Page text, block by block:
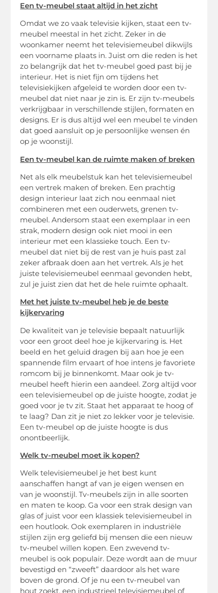
Een tv-meubel staat altijd in het zicht
Omdat we zo vaak televisie kijken, staat een tv-
meubel meestal in het zicht. Zeker in de
woonkamer neemt het televisiemeubel dikwijls
een voorname plaats in. Juist om die reden is het
zo belangrijk dat het tv-meubel goed past bij je
interieur. Het is niet fijn om tijdens het
televisiekijken afgeleid te worden door een tv-
meubel dat niet naar je zin is. Er zijn tv-meubels
verkrijgbaar in verschillende stijlen, formaten en
designs. Er is dus altijd wel een meubel te vinden
dat goed aansluit op je persoonlijke wensen én
op je woonstijl.
Een tv-meubel kan de ruimte maken of breken
Net als elk meubelstuk kan het televisiemeubel
een vertrek maken of breken. Een prachtig
design interieur laat zich nou eenmaal niet
combineren met een ouderwets, grenen tv-
meubel. Andersom staat een exemplaar in een
strak, modern design ook niet mooi in een
interieur met een klassieke touch. Een tv-
meubel dat niet bij de rest van je huis past zal
zeker afbraak doen aan het vertrek. Als je het
juiste televisiemeubel eenmaal gevonden hebt,
zul je juist zien dat het de hele ruimte ophaalt.
Met het juiste tv-meubel heb je de beste
kijkervaring
De kwaliteit van je televisie bepaalt natuurlijk
voor een groot deel hoe je kijkervaring is. Het
beeld en het geluid dragen bij aan hoe je een
spannende film ervaart of hoe intens je favoriete
romcom bij je binnenkomt. Maar ook je tv-
meubel heeft hierin een aandeel. Zorg altijd voor
een televisiemeubel op de juiste hoogte, zodat je
goed voor je tv zit. Staat het apparaat te hoog of
te laag? Dan zit je niet zo lekker voor je televisie.
Een tv-meubel op de juiste hoogte is dus
onontbeerlijk.
Welk tv-meubel moet ik kopen?
Welk televisiemeubel je het best kunt
aanschaffen hangt af van je eigen wensen en
van je woonstijl. Tv-meubels zijn in alle soorten
en maten te koop. Ga voor een strak design van
glas of juist voor een klassiek televisiemeubel in
een houtlook. Ook exemplaren in industriële
stijlen zijn erg geliefd bij mensen die een nieuw
tv-meubel willen kopen. Een zwevend tv-
meubel is ook populair. Deze wordt aan de muur
bevestigd en “zweeft” daardoor als het ware
boven de grond. Of je nu een tv-meubel van
hout zoekt, een industrieel televisiemeubel of